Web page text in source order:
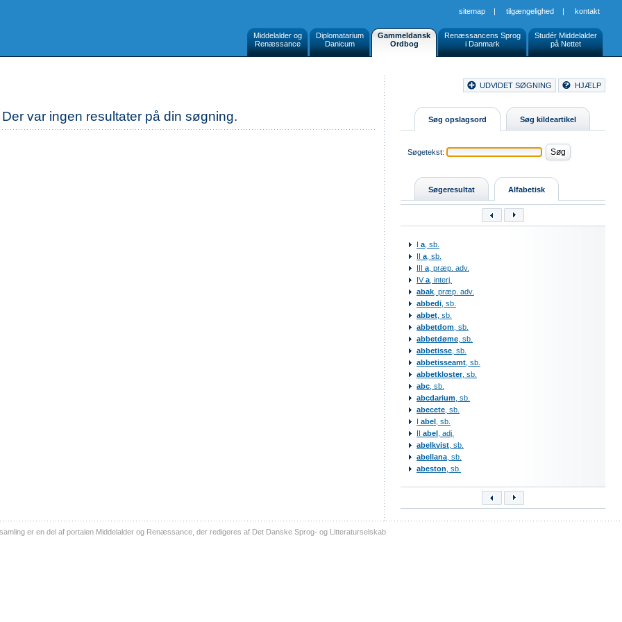
sitemap | tilgængelighed | kontakt
Middelalder og
Renæssance
Diplomatarium
Danicum
Gammeldansk
Ordbog
Renæssancens Sprog
i Danmark
Studér Middelalder
på Nettet
Der var ingen resultater på din søgning.
UDVIDET SØGNING HJÆLP
Søg opslagsord Søg kildeartikel
Søgetekst:
Søgeresultat Alfabetisk
I a , sb.
II a , sb.
III a , præp. adv.
IVa , interj.
abak , præp. adv.
abbedi , sb.
abbet , sb.
abbetdom , sb.
abbetdøme , sb.
abbetisse , sb.
abbetisseamt , sb.
abbetkloster, sb.
abc , sb.
abcdarium , sb.
abecete , sb.
I abel , sb.
II abel , adj.
abelkvist , sb.
abellana , sb.
abeston , sb.
er en del af portalen Middelalder og Renæssance, der redigeres af Det Danske Sprog- og Litteraturselskab